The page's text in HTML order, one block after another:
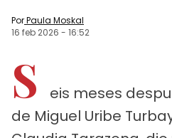
PorPaula Moskal
16 feb 2026 - 16:52
S
eis meses
de Miguel Uribe